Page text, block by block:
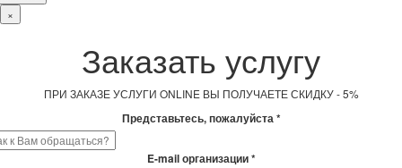
×
Заказать услугу
ПРИ ЗАКАЗЕ УСЛУГИ ONLINE ВЫ ПОЛУЧАЕТЕ СКИДКУ - 5%
Представьтесь, пожалуйста *
E-mail организации *